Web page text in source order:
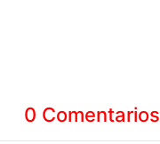
0 Comentarios